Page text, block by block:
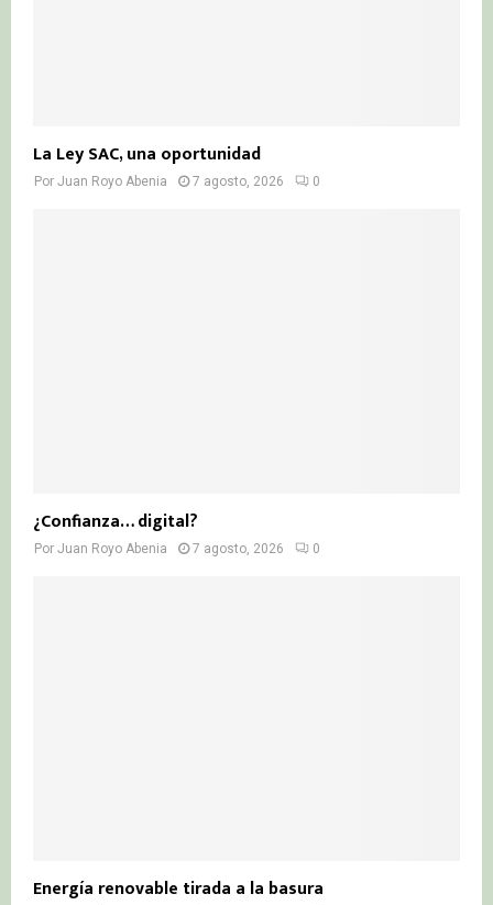
La Ley SAC, una oportunidad
Por Juan Royo Abenia 7 agosto, 2026 0
¿Confianza… digital?
Por Juan Royo Abenia 7 agosto, 2026 0
Energía renovable tirada a la basura